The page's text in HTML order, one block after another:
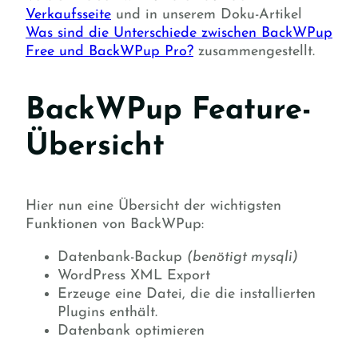
Verkaufsseite und in unserem Doku-Artikel
Was sind die Unterschiede zwischen BackWPup
Free und BackWPup Pro? zusammengestellt.
BackWPup Feature-
Übersicht
Hier nun eine Übersicht der wichtigsten
Funktionen von BackWPup:
Datenbank-Backup (benötigt mysqli)
WordPress XML Export
Erzeuge eine Datei, die die installierten
Plugins enthält.
Datenbank optimieren